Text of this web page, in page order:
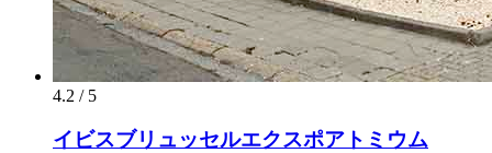
4.2 / 5
イビスブリュッセルエクスポアトミウム